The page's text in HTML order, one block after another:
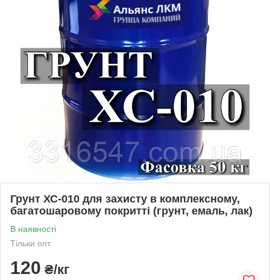
Грунт ХС-010 для захисту в комплексному,
багатошаровому покритті (грунт, емаль, лак)
В наявності
Тільки опт
120 ₴/кг